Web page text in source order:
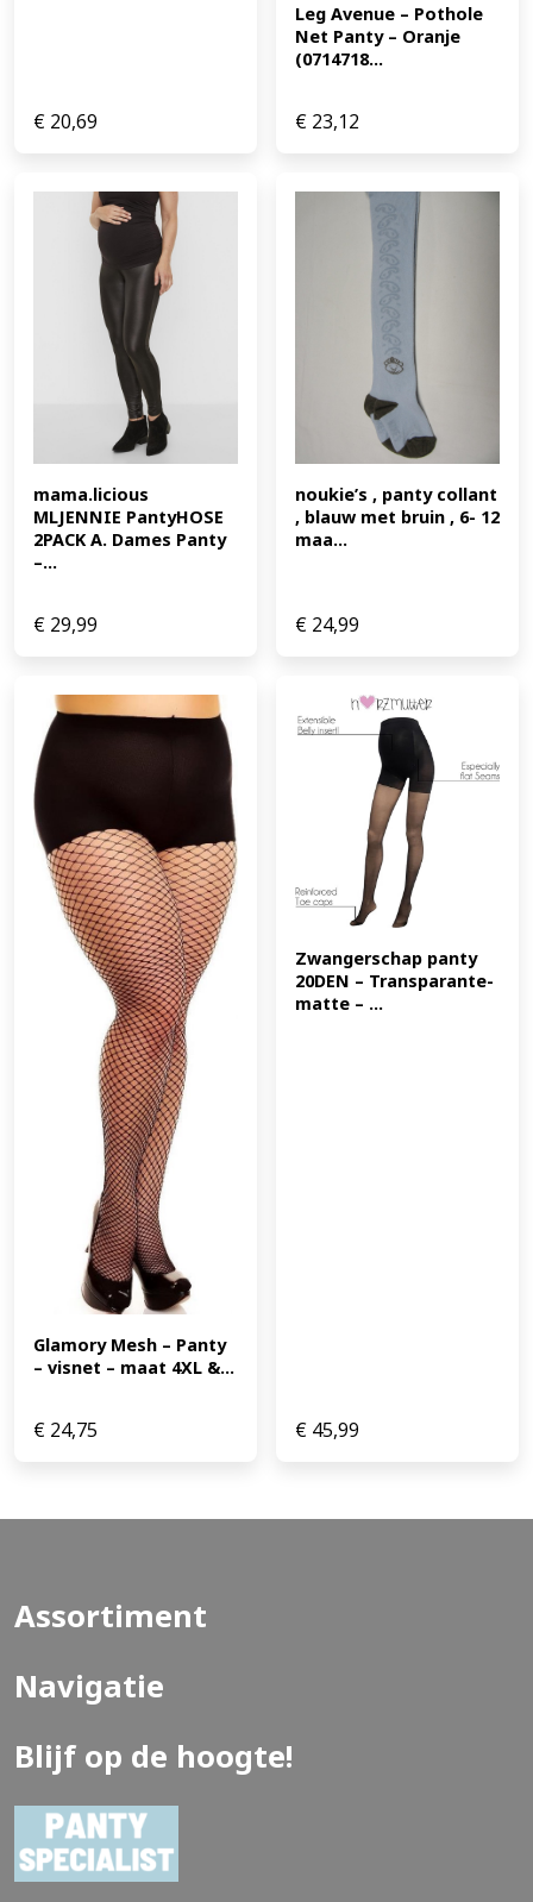
€ 20,69
Leg Avenue – Pothole
Net Panty – Oranje
(0714718...
€ 23,12
mama.licious
MLJENNIE PantyHOSE
2PACK A. Dames Panty
–...
€ 29,99
noukie’s , panty collant
, blauw met bruin , 6- 12
maa...
€ 24,99
Glamory Mesh – Panty
– visnet – maat 4XL &...
€ 24,75
Zwangerschap panty
20DEN – Transparante-
matte – ...
€ 45,99
Assortiment
Navigatie
Blijf op de hoogte!